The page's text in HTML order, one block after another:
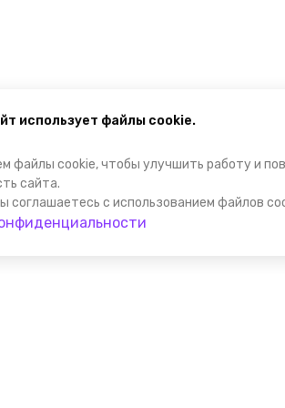
использует файлы cookie.
файлы cookie, чтобы улучшить работу и
сайта.
соглашаетесь с использованием файлов